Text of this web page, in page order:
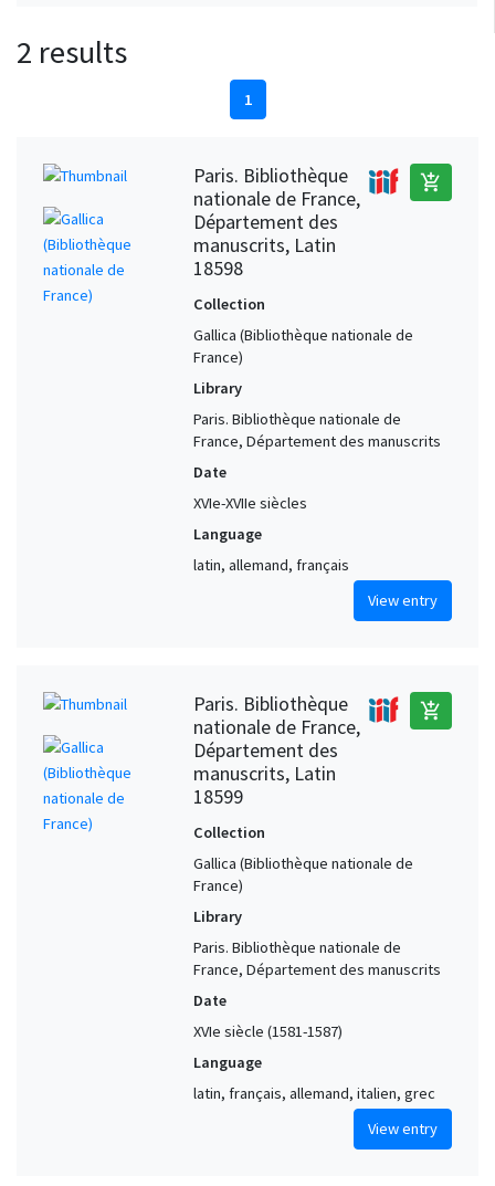
2 results
1
Paris. Bibliothèque
nationale de France,
Département des
manuscrits, Latin
18598
add_shopping_cart
Collection
Gallica (Bibliothèque nationale de
France)
Library
Paris. Bibliothèque nationale de
France, Département des manuscrits
Date
XVIe-XVIIe siècles
Language
latin, allemand, français
View entry
Paris. Bibliothèque
nationale de France,
Département des
manuscrits, Latin
18599
add_shopping_cart
Collection
Gallica (Bibliothèque nationale de
France)
Library
Paris. Bibliothèque nationale de
France, Département des manuscrits
Date
XVIe siècle (1581-1587)
Language
latin, français, allemand, italien, grec
View entry